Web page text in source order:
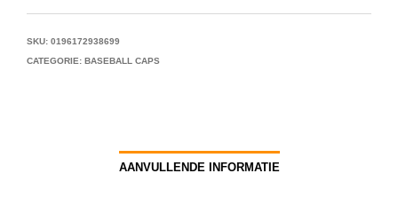
SKU: 0196172938699
CATEGORIE: BASEBALL CAPS
AANVULLENDE INFORMATIE